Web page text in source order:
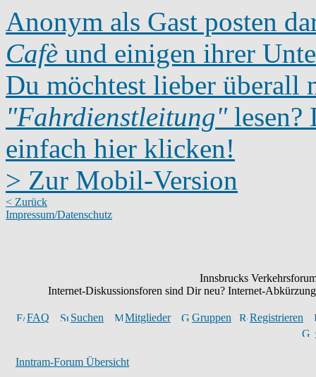
Anonym als Gast posten
Cafè und einigen ihrer
Du möchtest lieber überall
"Fahrdienstleitung"lesen?
einfach hier klicken!
> Zur Mobil-Version
< Zurück
Impressum/Datenschutz
Innsbrucks
Internet-Diskussionsforen sind Dir neu? Internet-
FAQ Suchen Mitglieder Gruppen
Registrieren
Inntram-Forum Übersicht